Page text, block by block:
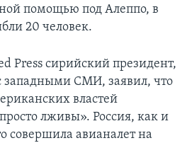
помощью под Алеппо, в
20 человек.
Press сирийский президент,
западными СМИ, заявил, что
властей
лживы». Россия, как и
совершила авианалет на